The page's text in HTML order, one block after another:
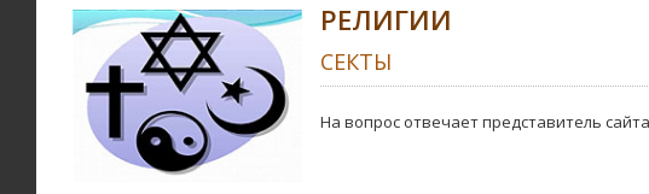
РЕЛИГИИ
СЕКТЫ
На вопрос отвечает представитель